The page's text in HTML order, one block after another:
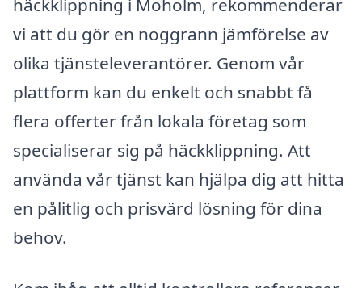
häckklippning i Moholm, rekommenderar
vi att du gör en noggrann jämförelse av
olika tjänsteleverantörer. Genom vår
plattform kan du enkelt och snabbt få
flera offerter från lokala företag som
specialiserar sig på häckklippning. Att
använda vår tjänst kan hjälpa dig att hitta
en pålitlig och prisvärd lösning för dina
behov.